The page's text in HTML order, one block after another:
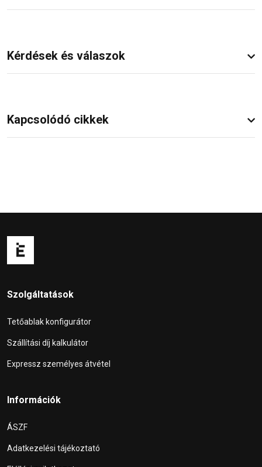
Kérdések és válaszok
Kapcsolódó cikkek
Szolgáltatások
Tetőablak konfigurátor
Szállítási díj kalkulátor
Expressz személyes átvétel
Információk
ÁSZF
Adatkezelési tájékoztató